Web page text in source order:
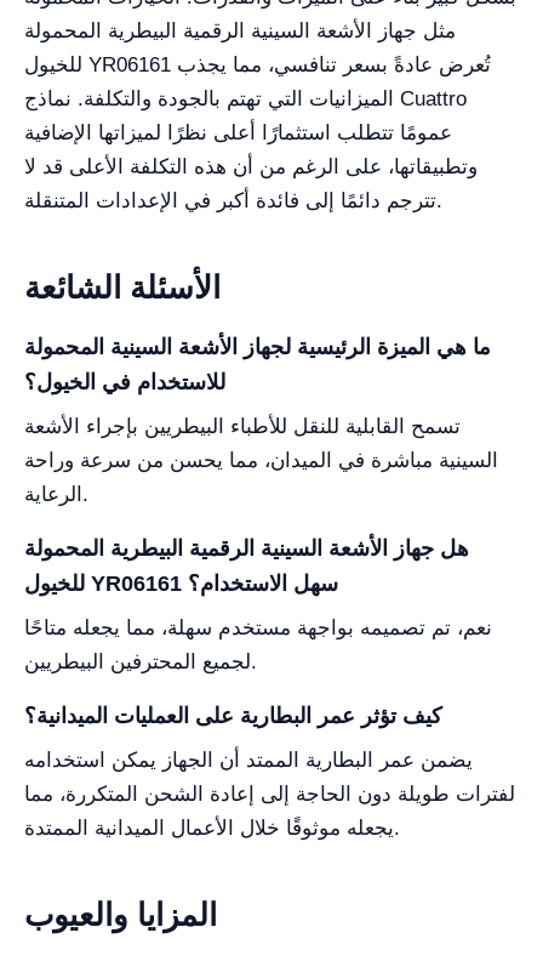
مثل جهاز الأشعة السينية الرقمية البيطرية المحمولة
للخيول YR06161 تُعرض عادةً بسعر تنافسي، مما يجذب
الميزانيات التي تهتم بالجودة والتكلفة. نماذج Cuattro
عمومًا تتطلب استثمارًا أعلى نظرًا لميزاتها الإضافية
وتطبيقاتها، على الرغم من أن هذه التكلفة الأعلى قد لا
تترجم دائمًا إلى فائدة أكبر في الإعدادات المتنقلة.
الأسئلة الشائعة
ما هي الميزة الرئيسية لجهاز الأشعة السينية المحمولة
للاستخدام في الخيول؟
تسمح القابلية للنقل للأطباء البيطريين بإجراء الأشعة
السينية مباشرة في الميدان، مما يحسن من سرعة وراحة
الرعاية.
هل جهاز الأشعة السينية الرقمية البيطرية المحمولة
للخيول YR06161 سهل الاستخدام؟
نعم، تم تصميمه بواجهة مستخدم سهلة، مما يجعله متاحًا
لجميع المحترفين البيطريين.
كيف تؤثر عمر البطارية على العمليات الميدانية؟
يضمن عمر البطارية الممتد أن الجهاز يمكن استخدامه
لفترات طويلة دون الحاجة إلى إعادة الشحن المتكررة، مما
يجعله موثوقًا خلال الأعمال الميدانية الممتدة.
المزايا والعيوب